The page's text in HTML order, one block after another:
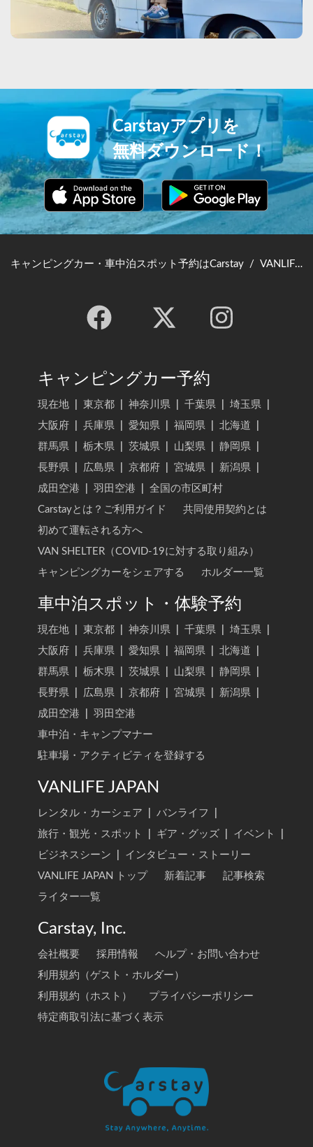
Carstayアプリを
無料ダウンロード！
キャンピングカー・車中泊スポット予約はCarstay / VANLIFE JAPAN TOP
キャンピングカー予約
現在地 東京都 神奈川県 千葉県 埼玉県
大阪府
兵庫県 愛知県 福岡県 北海道
群馬県
栃木県 茨城県 山梨県 静岡県
長野県
広島県 京都府 宮城県 新潟県
成田空港
羽田空港
全国の市区町村
Carstayとは？ご利用ガイド
共同使用契約とは
初めて運転される方へ
VAN SHELTER（COVID-19に対する取り組み）
キャンピングカーをシェアする
ホルダー一覧
車中泊スポット・体験予約
現在地 東京都 神奈川県 千葉県 埼玉県
大阪府
兵庫県 愛知県 福岡県 北海道
群馬県
栃木県 茨城県 山梨県 静岡県
長野県
広島県 京都府 宮城県 新潟県
成田空港
羽田空港
車中泊・キャンプマナー
駐車場・アクティビティを登録する
VANLIFE JAPAN
レンタル・カーシェア バンライフ
旅行・観光・スポット
ギア・グッズ イベント
ビジネスシーン
インタビュー・ストーリー
VANLIFE JAPAN トップ
新着記事
記事検索
ライター一覧
Carstay, Inc.
会社概要 採用情報
ヘルプ・お問い合わせ
利用規約（ゲスト・ホルダー）
利用規約（ホスト）
プライバシーポリシー
特定商取引法に基づく表示